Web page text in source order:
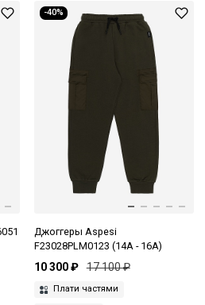
-40%
Джоггеры Aspesi
F23028PLM0123 (14A - 16A)
10 300 ₽ 17 100 ₽
Плати частями